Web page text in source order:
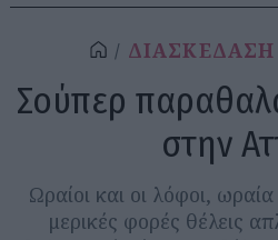
ΔΙΑΣΚΕΔΑΣΗ
Σούπερ
στην
Ωραίοι και οι λόφοι,
μερικές φορές θέλεις